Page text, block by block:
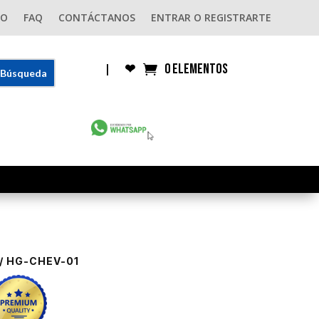
FAQ CONTÁCTANOS ENTRAR O REGISTRARTE
| ❤︎ 0 elementos
HG-CHEV-01